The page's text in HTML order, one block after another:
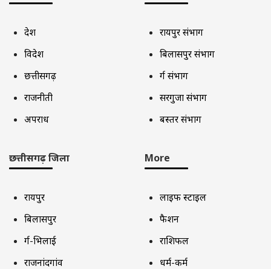
देश
विदेश
छत्तीसगढ़
राजनीती
अपराध
रायपुर संभाग
बिलासपुर संभाग
दुर्ग संभाग
सरगुजा संभाग
बस्तर संभाग
छत्तीसगढ़ जिला
रायपुर
बिलासपुर
दुर्ग-भिलाई
राजनांदगांव
More
लाइफ स्टाइल
फैशन
राशिफल
धर्म-कर्म